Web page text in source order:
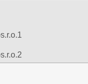
s.r.o.1
s.r.o.2